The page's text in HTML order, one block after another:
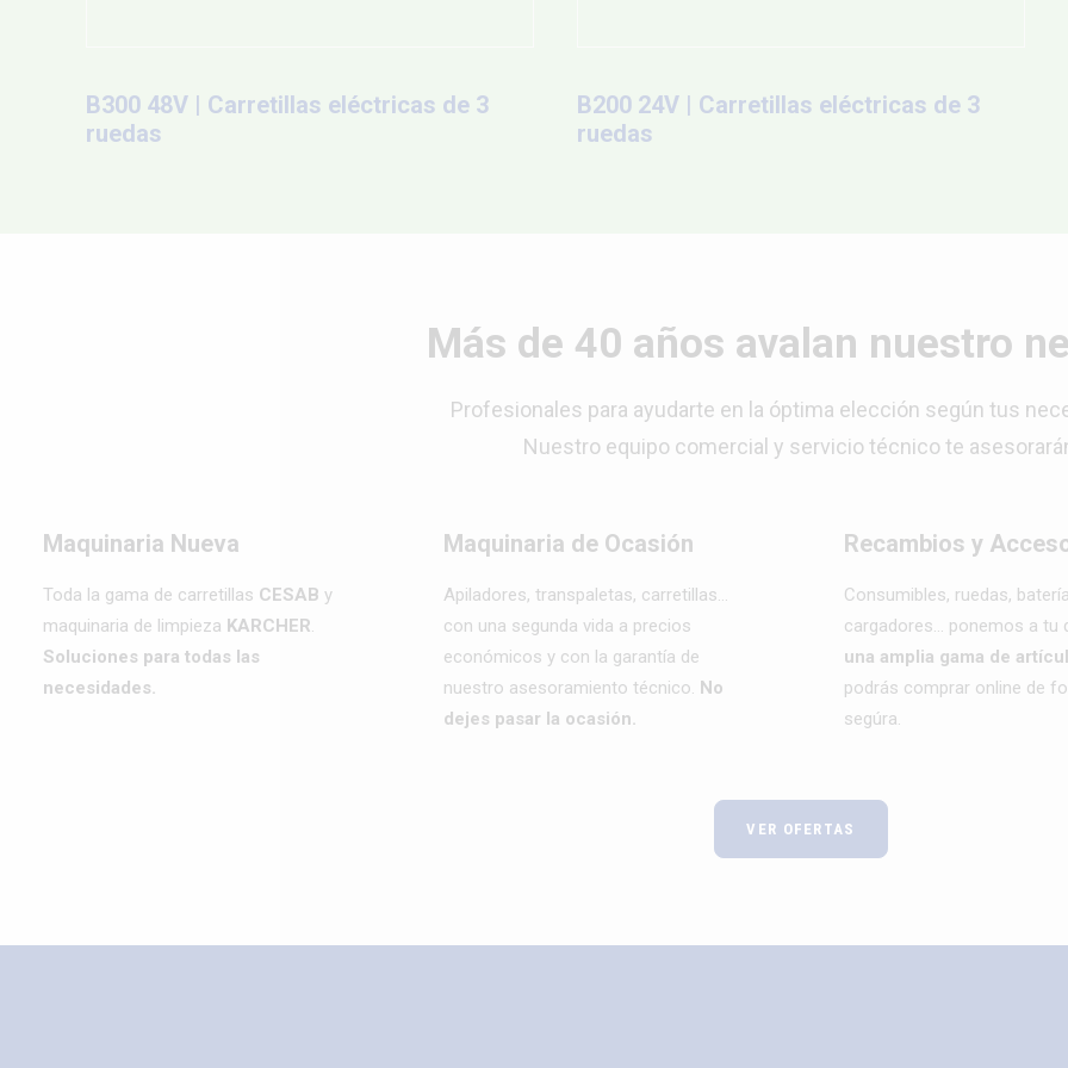
B300 48V | Carretillas eléctricas de 3
ruedas
B200 24V | Carretillas eléctricas de 3
ruedas
Más de 40 años avalan nuestro
Profesionales para ayudarte en la óptima elección según tus
Nuestro equipo comercial y servicio técnico te
Maquinaria Nueva
Toda la gama de carretillas CESAB y
maquinaria de limpieza KARCHER.
Soluciones para todas las
necesidades.
Maquinaria de Ocasión
Apiladores, transpaletas, carretillas…
con una segunda vida a precios
económicos y con la garantía de
nuestro asesoramiento técnico. No
dejes pasar la ocasión.
Recambios y
Consumibles, ruedas,
cargadores… ponemos a tu
una amplia gama de
podrás comprar online de
segúra.
VER OFERTAS